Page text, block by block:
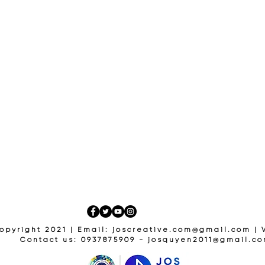
2021 | Email: joscreative.com@gmail.com
|
Contact us: 0937875909 -